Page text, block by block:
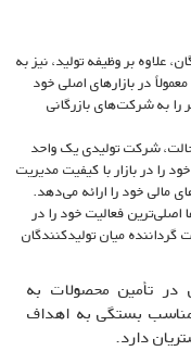
بر وظیفه تولید، نیز به
در بازارهای اصلی خود
را به شرکت‌های بازرگانی
شرکت تولیدی یک واحد
در بازار با کیفیت مدیریت
خود را ارائه می‌دهد.
فعالیت خود را در
میان تولیدکنندگان
تأمین محصولات به
بستگی به اهداف
دارد.